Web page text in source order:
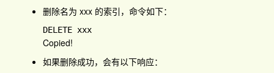
删除名为 xxx 的索引，命令如下：
Copied!
如果删除成功，会有以下响应：